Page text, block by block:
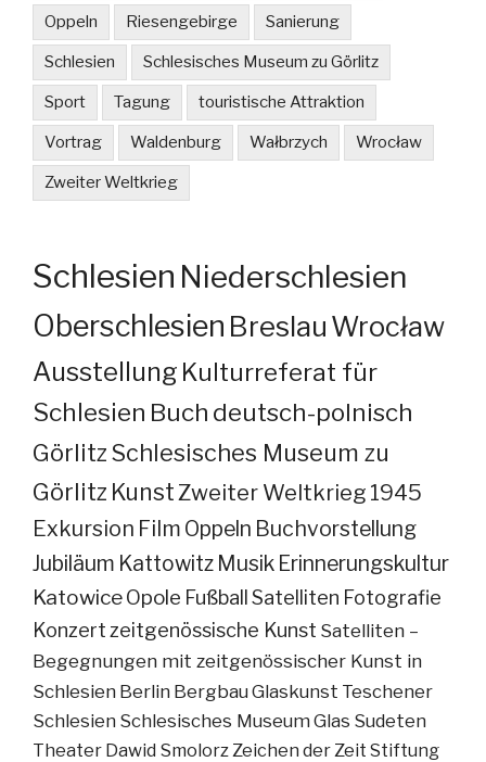
Oppeln Riesengebirge Sanierung
Schlesien Schlesisches Museum zu Görlitz
Sport Tagung touristische Attraktion
Vortrag Waldenburg Wałbrzych Wrocław
Zweiter Weltkrieg
Schlesien Niederschlesien
Oberschlesien Breslau Wrocław
Ausstellung Kulturreferat für
Schlesien Buch deutsch-polnisch
GörlitzSchlesisches Museum zu
Görlitz KunstZweiter Weltkrieg 1945
Exkursion Film Oppeln Buchvorstellung
Jubiläum Kattowitz Musik Erinnerungskultur
KatowiceOpole FußballSatelliten Fotografie
Konzertzeitgenössische Kunst Satelliten –
Begegnungen mit zeitgenössischer Kunst in
Schlesien Berlin BergbauGlaskunst Teschener
Schlesien Schlesisches MuseumGlas Sudeten
Theater Dawid Smolorz Zeichen der Zeit Stiftung